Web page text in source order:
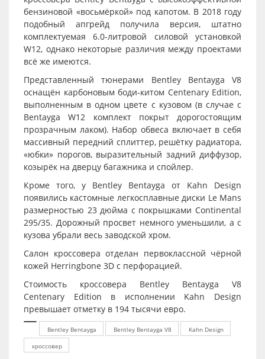
бензиновой «восьмёркой» под капотом. В 2018 году
подобный апгрейд получила версия, штатно
комплектуемая 6.0-литровой силовой установкой
W12, однако некоторые различия между проектами
всё же имеются.
Представленный тюнерами Bentley Bentayga V8
оснащён карбоновым боди-китом Centenary Edition,
выполненным в одном цвете с кузовом (в случае с
Bentayga W12 комплект покрыт дорогостоящим
прозрачным лаком). Набор обвеса включает в себя
массивный передний сплиттер, решётку радиатора,
«юбки» порогов, выразительный задний диффузор,
козырёк на дверцу багажника и спойлер.
Кроме того, у Bentley Bentayga от Kahn Design
появились кастомные легкосплавные диски Le Mans
размерностью 23 дюйма с покрышками Continental
295/35. Дорожный просвет немного уменьшили, а с
кузова убрали весь заводской хром.
Салон кроссовера отделан первоклассной чёрной
кожей Herringbone 3D с перфорацией.
Стоимость кроссовера Bentley Bentayga V8
Centenary Edition в исполнении Kahn Design
превышает отметку в 194 тысячи евро.
Bentley Bentayga Bentley Bentayga V8
Kahn Design
кроссовер